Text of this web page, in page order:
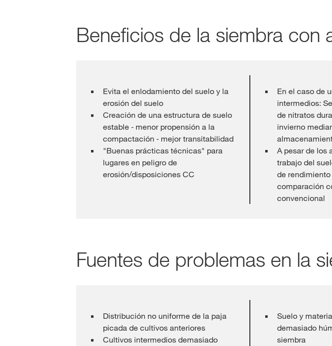
Beneficios de la siembra con
Evita el enlodamiento del suelo y la
erosión del suelo
Creación de una estructura de suelo
estable ⁃ menor propensión a la
compactación ⁃ mejor transitabilidad
"Buenas prácticas técnicas" para
lugares en peligro de
erosión/disposiciones CC
En el caso de
intermedios:
de nitratos
invierno
A pesar de los
trabajo del
de
comparación
convencional
Fuentes de problemas en la
Distribución no uniforme de la paja
picada de cultivos anteriores
Cultivos intermedios demasiado
Suelo y
demasiado
siembra